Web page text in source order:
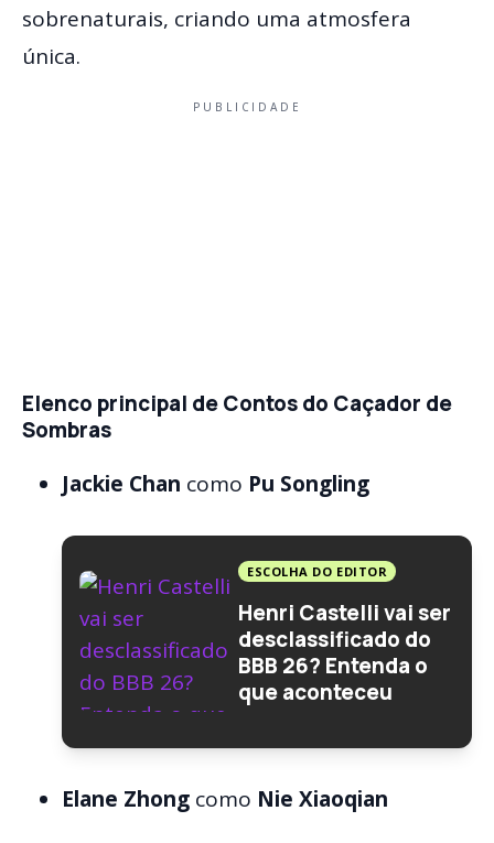
sobrenaturais, criando uma atmosfera
única.
PUBLICIDADE
Elenco principal de Contos do Caçador de
Sombras
Jackie Chan como Pu Songling
ESCOLHA DO EDITOR
Henri Castelli vai ser
desclassificado do
BBB 26? Entenda o
que aconteceu
Elane Zhong como Nie Xiaoqian